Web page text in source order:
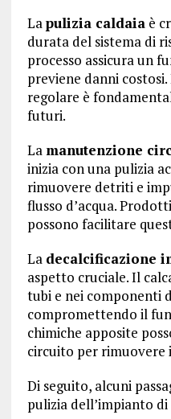
Lapulizia caldaiaè
durata del sistema di
processo assicura un
previene danni
regolare è
futuri.
La manutenzione
inizia con una pulizia
rimuovere detriti e
flusso d’acqua.
possono facilitare
La decalcificazione
aspetto cruciale. Il
tubi e nei componenti
compromettendo il
chimiche apposite
circuito per rimuovere
Di seguito, alcuni
pulizia dell’impianto